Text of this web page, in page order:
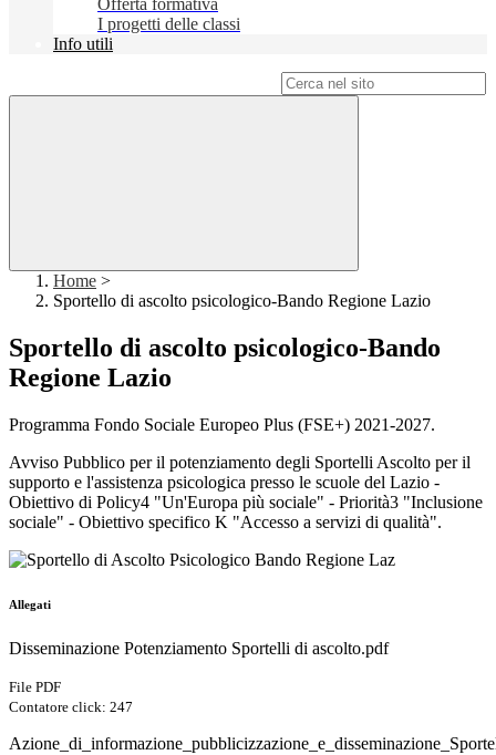
Offerta formativa
I progetti delle classi
Info utili
Home >
Sportello di ascolto psicologico-Bando Regione Lazio
Sportello di ascolto psicologico-Bando
Regione Lazio
Programma Fondo Sociale Europeo Plus (FSE+) 2021-2027.
Avviso Pubblico per il potenziamento degli Sportelli Ascolto per il
supporto e l'assistenza psicologica presso le scuole del Lazio -
Obiettivo di Policy4 "Un'Europa più sociale" - Priorità3 "Inclusione
sociale" - Obiettivo specifico K "Accesso a servizi di qualità".
Allegati
Disseminazione Potenziamento Sportelli di ascolto.pdf
File PDF
Contatore click: 247